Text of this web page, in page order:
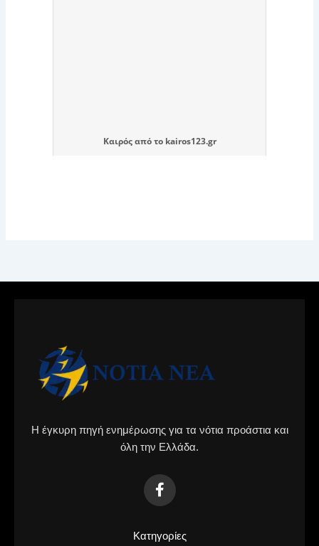
Καιρόςαπό το kairos123.gr
Η έγκυρη πηγή ενημέρωσης για τα νότια προάστια και
όλη την Ελλάδα.
Κατηγορίες